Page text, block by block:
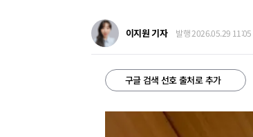
이지원 기자 발행 2026.05.29 11:05
구글 검색 선호 출처로 추가